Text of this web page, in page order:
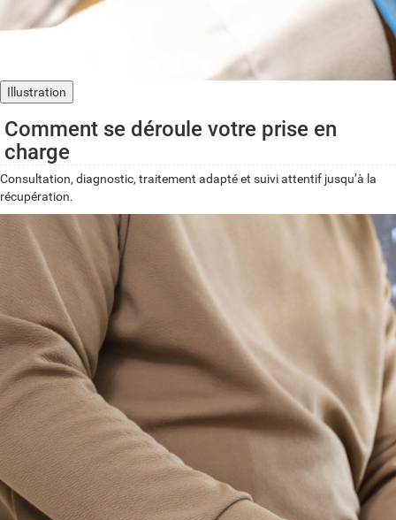
Illustration
Comment se déroule votre prise en
charge
Consultation, diagnostic, traitement adapté et suivi attentif jusqu’à la
récupération.